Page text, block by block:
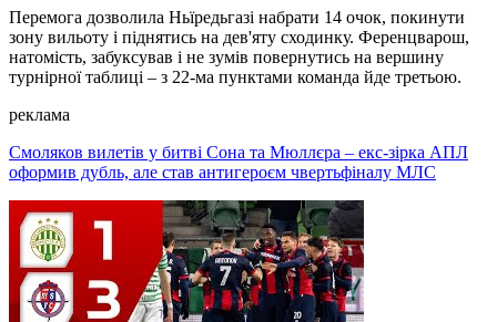
Перемога дозволила Ньїредьгазі набрати 14 очок, покинути
зону вильоту і піднятись на дев'яту сходинку. Ференцварош,
натомість, забуксував і не зумів повернутись на вершину
турнірної таблиці – з 22-ма пунктами команда йде третьою.
реклама
Смоляков вилетів у битві Сона та Мюллєра – екс-зірка АПЛ
оформив дубль, але став антигероєм чвертьфіналу МЛС